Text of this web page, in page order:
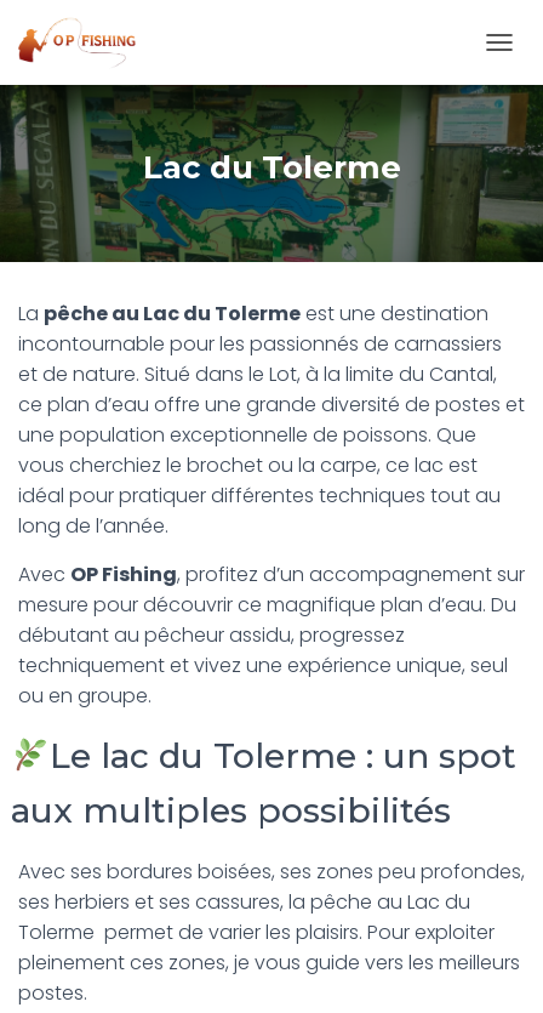
U
V
R
I
R
/
F
E
R
R
N
G
I
N
Lac du Tolerme
La pêche au Lac du Tolermeest une destination
incontournable pour les passionnés de carnassiers
et de nature. Situé dans le Lot, à la limite du Cantal,
ce plan d’eau offre une grande diversité de postes et
une population exceptionnelle de poissons. Que
vous cherchiez le brochet ou la carpe, ce lac est
idéal pour pratiquer différentes techniques tout au
long de l’année.
Avec OP Fishing, profitez d’un accompagnement sur
mesure pour découvrir ce magnifique plan d’eau. Du
débutant au pêcheur assidu, progressez
techniquement et vivez une expérience unique, seul
ou en groupe.
Le lac du Tolerme : un spot
aux multiples possibilités
Avec ses bordures boisées, ses zones peu profondes,
ses herbiers et ses cassures, la pêche au Lac du
Tolerme permet de varier les plaisirs. Pour exploiter
pleinement ces zones, je vous guide vers les meilleurs
postes.